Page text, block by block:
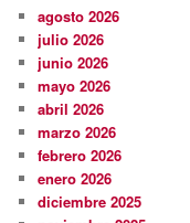
agosto 2026
julio 2026
junio 2026
mayo 2026
abril 2026
marzo 2026
febrero 2026
enero 2026
diciembre 2025